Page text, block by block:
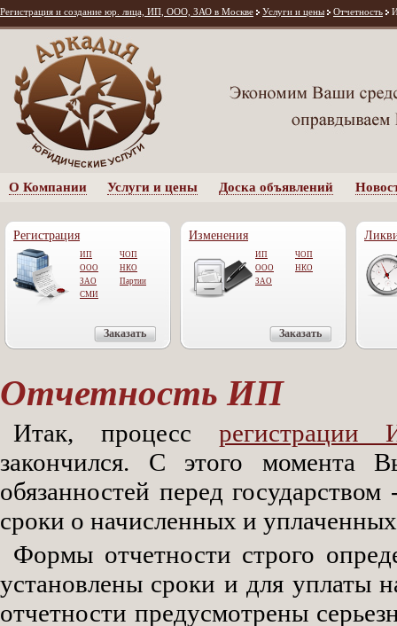
Регистрация и создание юр. лица, ИП, ООО, ЗАО в Москве Услуги и цены Отчетность
О Компании Услуги и цены Доска объявлений
Регистрация
ИП
ЧОП
ООО
НКО
ЗАО
Партии
СМИ
Заказать
Изменения
ИП
ЧОП
OOO
НКО
ЗАО
Заказать
Отчетность ИП
Итак, процесс регистрации
закончился. С этого момента
обязанностей перед
сроки о начисленных и
Формы отчетности строго
установлены сроки и для уплаты
отчетности предусмотрены